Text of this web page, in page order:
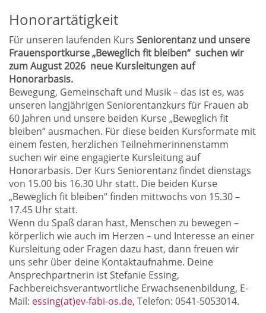
Honorartätigkeit
Für unseren laufenden Kurs Seniorentanz und unsere
Frauensportkurse „Beweglich fit bleiben“ suchen wir
zum August 2026 neue Kursleitungen auf
Honorarbasis.
Bewegung, Gemeinschaft und Musik – das ist es, was
unseren langjährigen Seniorentanzkurs für Frauen ab
60 Jahren und unsere beiden Kurse „Beweglich fit
bleiben“ ausmachen. Für diese beiden Kursformate mit
einem festen, herzlichen Teilnehmerinnenstamm
suchen wir eine engagierte Kursleitung auf
Honorarbasis. Der Kurs Seniorentanz findet dienstags
von 15.00 bis 16.30 Uhr statt. Die beiden Kurse
„Beweglich fit bleiben“ finden mittwochs von 15.30 –
17.45 Uhr statt.
Wenn du Spaß daran hast, Menschen zu bewegen –
körperlich wie auch im Herzen – und Interesse an einer
Kursleitung oder Fragen dazu hast, dann freuen wir
uns sehr über deine Kontaktaufnahme. Deine
Ansprechpartnerin ist Stefanie Essing,
Fachbereichsverantwortliche Erwachsenenbildung, E-
Mail: essing(at)ev-fabi-os.de, Telefon: 0541-5053014.